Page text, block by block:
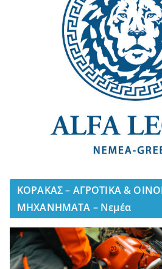
ΚΟΡΑΚΑΣ – ΑΓΡΟΤΙΚΑ &
ΜΗΧΑΝΗΜΑΤΑ – Νεμέα